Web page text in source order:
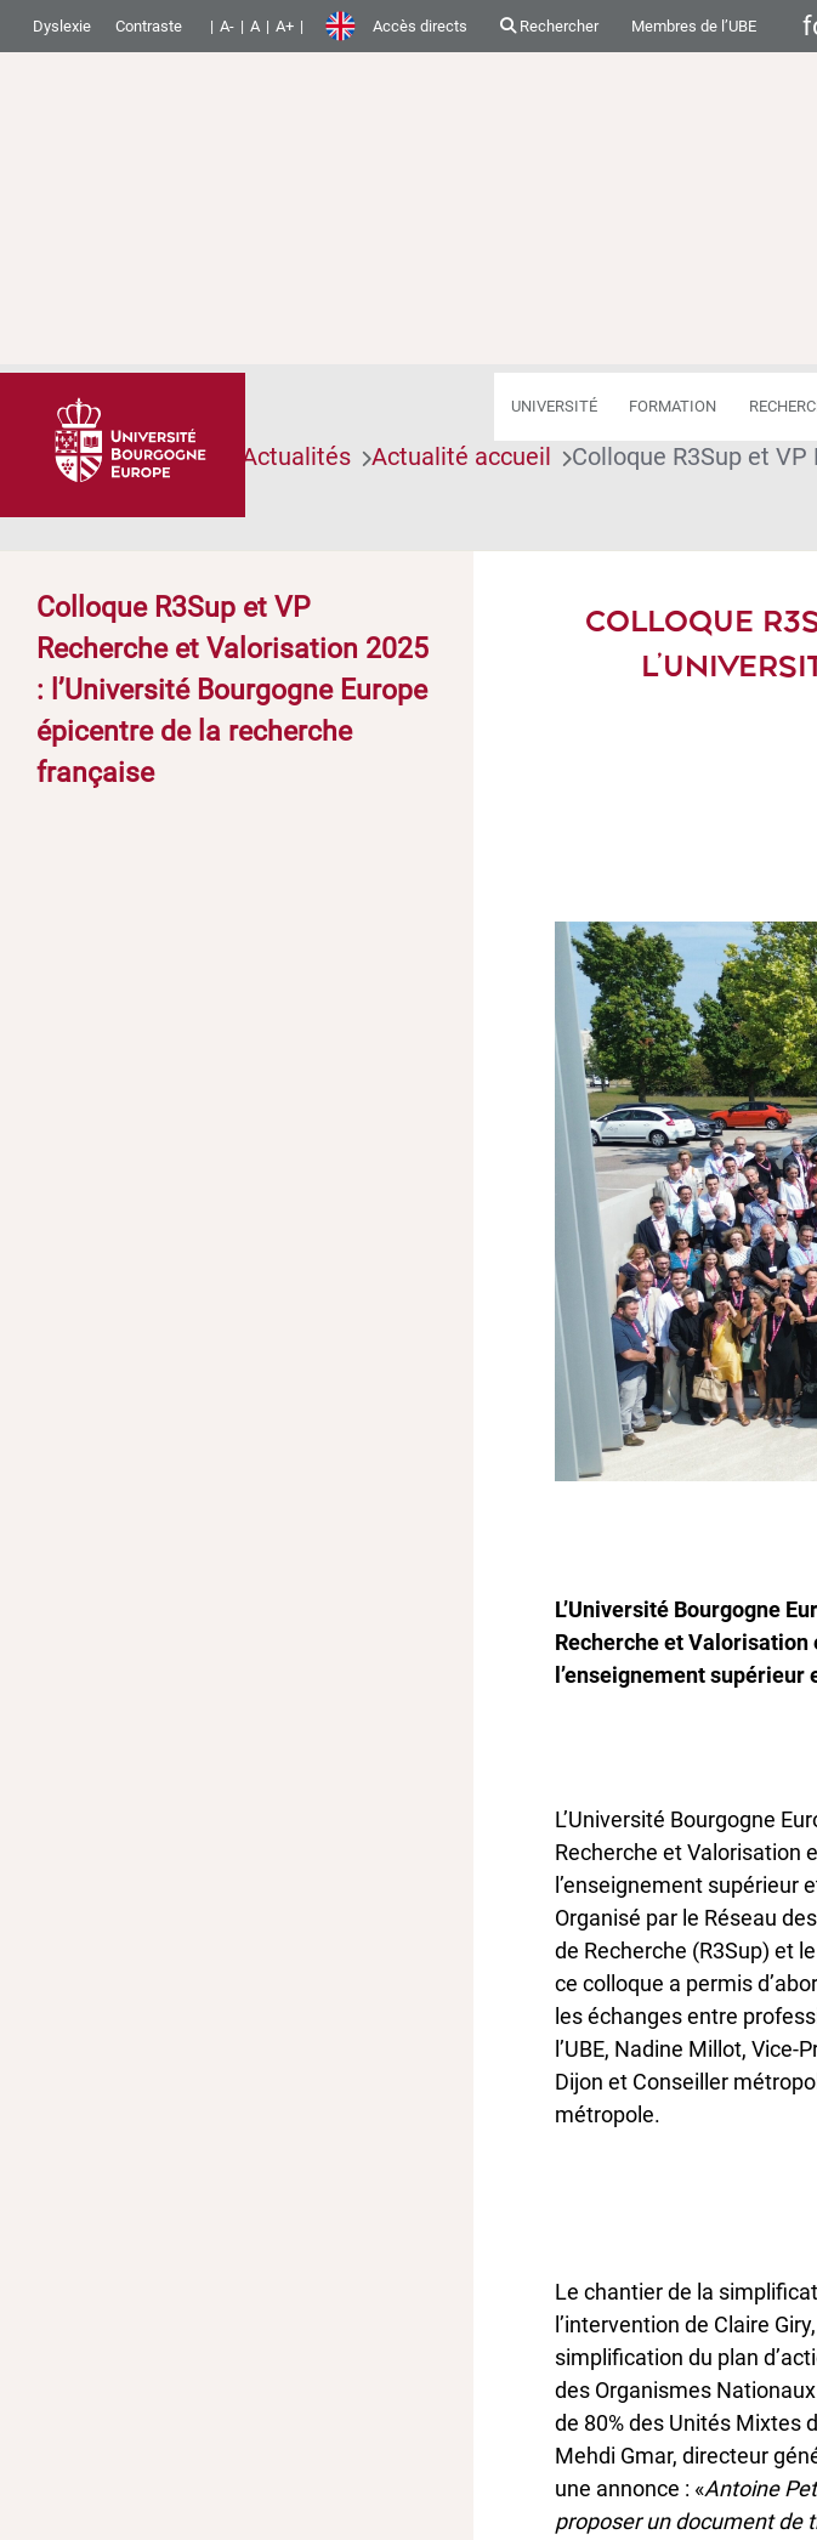
Dyslexie Contraste A- A A+ Accès directs Rechercher Membres de l’UBE
UNIVERSITÉ FORMATION
Accueil Articles Actualités Actualité accueil Colloque R3Sup et
Colloque R3Sup et VP
Recherche et Valorisation 2025
: l’Université Bourgogne Europe
épicentre de la recherche
française
COLLOQUE
L’Université Bourgogne
Recherche et Valorisation
l’enseignement
L’Université Bourgogne
Recherche et Valorisation
l’enseignement supérieur
Organisé par le Réseau
de Recherche (R3Sup) et
ce colloque a permis
les échanges entre
l’UBE, Nadine Millot,
Dijon et Conseiller
métropole.
Le chantier de la
l’intervention de Claire
simplification du plan
des Organismes
de 80% des Unités Mixtes
Mehdi Gmar, directeur
une annonce : «Antoine
proposer un document de